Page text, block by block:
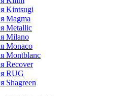
Kintsugi
Magma
Metallic
Milano
Monaco
Montblanc
Recover
RUG
Shagreen